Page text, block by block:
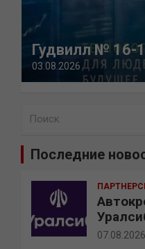
Гудвилл № 16-
03.08.2026
Последние
07.08.2026